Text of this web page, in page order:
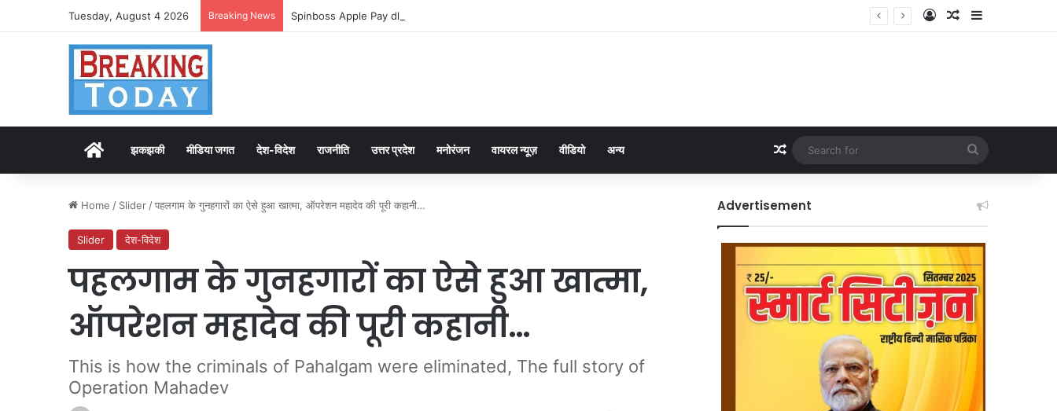
Tuesday, August 4 2026 Breaking News Spinboss Apple Pay dla graczy na iPhone Log InRandom Article
Sidebar
Homeझकझकी मीडिया जगत देश-विदेश राजनीति उत्तर प्रदेश मनोरंजन वायरल न्यूज़ वीडियो अन्य Random Article
for
Home / Slider /पहलगाम के गुनहगारों का ऐसे हुआ खात्मा, ऑपरेशन महादेव की पूरी कहानी…
Slider देश-विदेश
पहलगाम के गुनहगारों का ऐसे हुआ खात्मा,
ऑपरेशन महादेव की पूरी कहानी…
This is how the criminals of Pahalgam were eliminated, The full story of
Operation Mahadev
Advertisement